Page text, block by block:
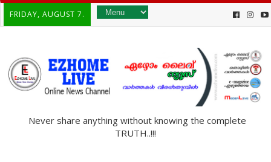
FRIDAY, AUGUST 7.
Never share anything without knowing the complete
TRUTH..!!!